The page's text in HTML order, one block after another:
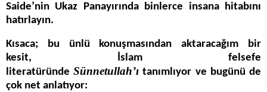
Saide’nin Ukaz Panayırında binlerce insana hitabını
hatırlayın.
Kısaca; bu ünlü konuşmasından aktaracağım bir
kesit, İslam felsefe
literatüründeSünnetullah’ı tanımlıyor ve bugünü de
çok net anlatıyor: